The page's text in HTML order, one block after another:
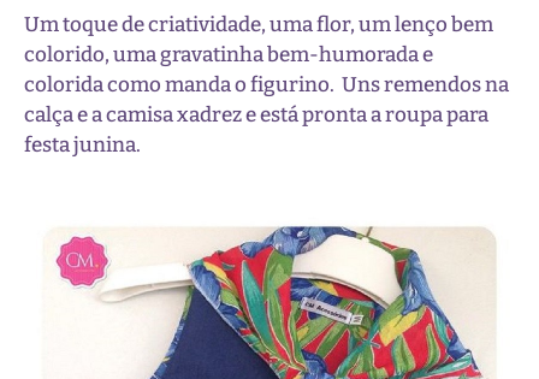
Um toque de criatividade, uma flor, um lenço bem
colorido, uma gravatinha bem-humorada e
colorida como manda o figurino. Uns remendos na
calça e a camisa xadrez e está pronta a roupa para
festa junina.